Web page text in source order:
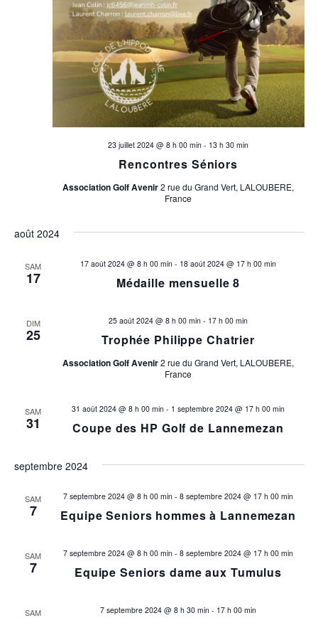
Rencontres Séniors
23 juillet 2024 @ 8 h 00 min - 13 h 30 min
Association Golf Avenir2 rue du Grand Vert, LALOUBERE,
France
août 2024
SAM
17 Médaille mensuelle 8
17 août 2024 @ 8 h 00 min - 18 août 2024 @ 17 h 00 min
DIM
25 Trophée Philippe Chatrier
25 août 2024 @ 8 h 00 min - 17 h 00 min
Association Golf Avenir2 rue du Grand Vert, LALOUBERE,
France
SAM
31 Coupe des HP Golf de Lannemezan
31 août 2024 @ 8 h 00 min - 1 septembre 2024 @ 17 h 00 min
septembre 2024
SAM
7 Equipe Seniors hommes à Lannemezan
7 septembre 2024 @ 8 h 00 min - 8 septembre 2024 @ 17 h 00 min
SAM
7 Equipe Seniors dame aux Tumulus
7 septembre 2024 @ 8 h 00 min - 8 septembre 2024 @ 17 h 00 min
SAM 7 septembre 2024 @ 8 h 30 min - 17 h 00 min